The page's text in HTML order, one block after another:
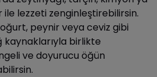
lezzeti zenginleştirebilirsin.
peynir veya ceviz gibi
birlikte
ve doyurucu öğün